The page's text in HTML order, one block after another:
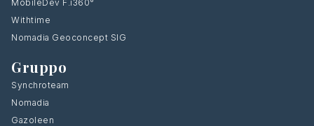
MobileDev F.i360°
Withtime
Nomadia Geoconcept SIG
Gruppo
Synchroteam
Nomadia
Gazoleen